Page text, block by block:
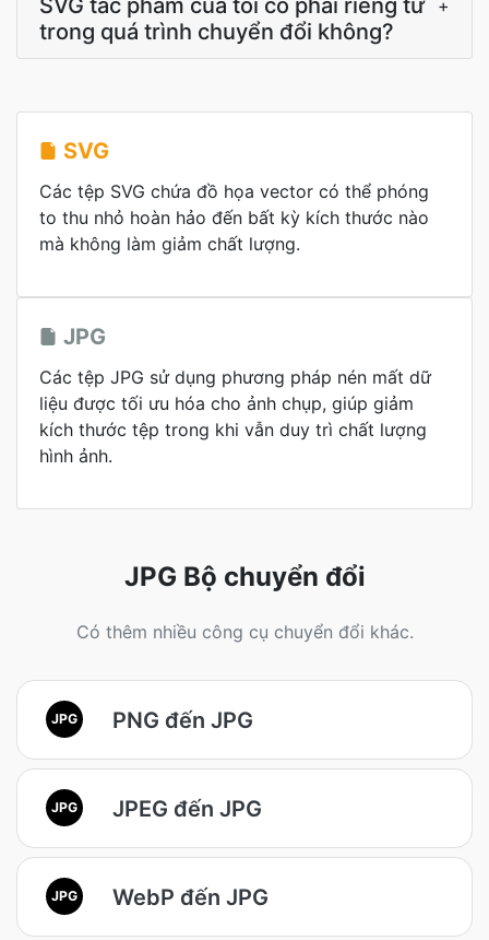
SVG tác phẩm của tôi có phải riêng tư
trong quá trình chuyển đổi không?
+
SVG
Các tệp SVG chứa đồ họa vector có thể phóng
to thu nhỏ hoàn hảo đến bất kỳ kích thước nào
mà không làm giảm chất lượng.
JPG
Các tệp JPG sử dụng phương pháp nén mất dữ
liệu được tối ưu hóa cho ảnh chụp, giúp giảm
kích thước tệp trong khi vẫn duy trì chất lượng
hình ảnh.
JPG Bộ chuyển đổi
Có thêm nhiều công cụ chuyển đổi khác.
JPG PNG đến JPG
JPG JPEG đến JPG
JPG WebP đến JPG